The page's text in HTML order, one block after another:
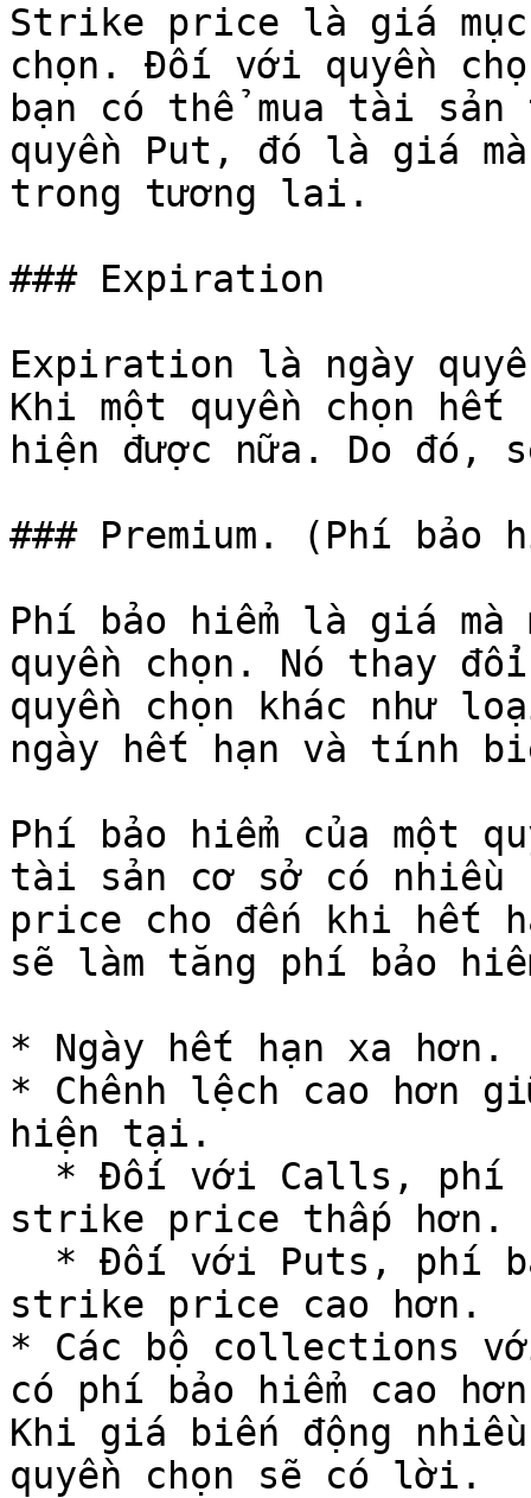
Strike price là giá
chọn. Đối với quyền
bạn có thể mua tài
quyền Put, đó là giá
trong tương lai.
### Expiration
Expiration là ngày
Khi một quyền chọn
hiện được nữa. Do
### Premium. (Phí bảo
Phí bảo hiểm là giá mà
quyền chọn. Nó thay
quyền chọn khác như
ngày hết hạn và tính
Phí bảo hiểm của một
tài sản cơ sở có nhiều
price cho đến khi hết
sẽ làm tăng phí bảo
* Ngày hết hạn xa hơn.
* Chênh lệch cao hơn
hiện tại.
strike price thấp hơn.
strike price cao hơn.
* Các bộ collections
có phí bảo hiểm cao
Khi giá biến động
quyền chọn sẽ có lời.